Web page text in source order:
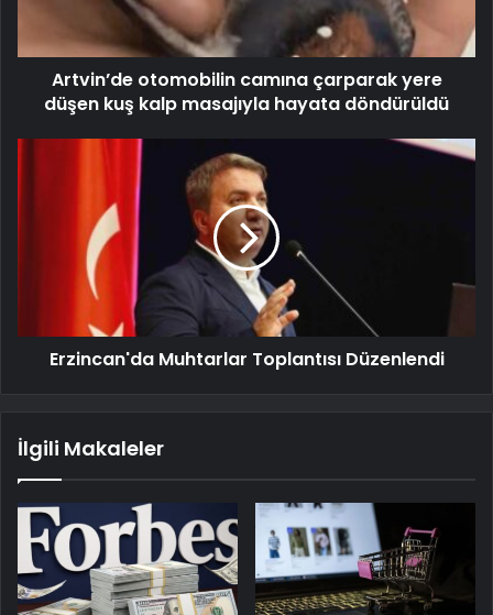
Artvin’de otomobilin camına çarparak yere
düşen kuş kalp masajıyla hayata döndürüldü
Erzincan'da Muhtarlar Toplantısı Düzenlendi
İlgili Makaleler